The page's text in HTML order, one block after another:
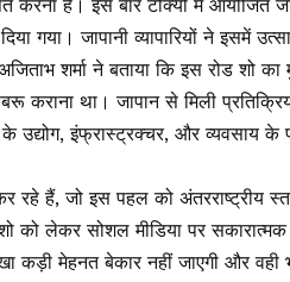
है। इस बार टोक्यो में आयोजित
गया। जापानी व्यापारियों ने इसमें
शर्मा ने बताया कि इस रोड शो का
कराना था। जापान से मिली
उद्योग, इंफ्रास्ट्रक्चर, और व्यवसाय के
रहे हैं, जो इस पहल को अंतरराष्ट्रीय
को लेकर सोशल मीडिया पर सकारात्मक
कड़ी मेहनत बेकार नहीं जाएगी और वही